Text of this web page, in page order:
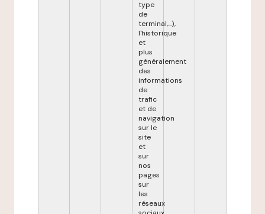
type
de
terminal,...),
l'historique
et
plus
généralement
des
informations
de
trafic
et de
navigation
sur le
site
et
sur
nos
pages
sur
les
réseaux